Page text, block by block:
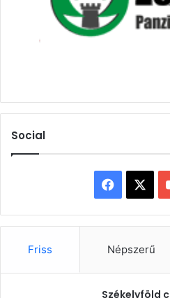
Social
Friss Népszerű
Székelyföld